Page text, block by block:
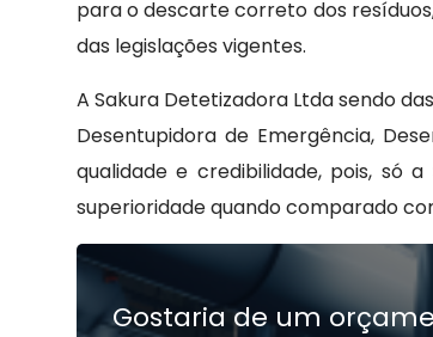
para o descarte correto dos
das legislações vigentes.
A Sakura Detetizadora Ltda sendo
Desentupidora de Emergência,
qualidade e credibilidade, pois, só
superioridade quando comparado
Gostaria de um